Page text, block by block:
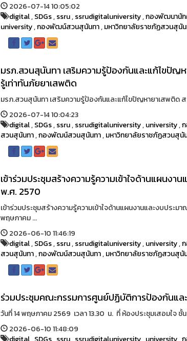
2026-07-14 10:05:02
digital,SDGs,ssru,ssrudigitaluniversity,กองพัฒนานัก
university,กองพัฒน์สวนสุนันทา,มหาวิทยาลัยราชภัฏสวนสุนั
มรภ.สวนสุนันทา เสริมความรู้ป้องกันและแก้ไขปัญ
รู้เท่าทันภัยยาเสพติด
มรภ.สวนสุนันทา เสริมความรู้ป้องกันและแก้ไขปัญหายาเสพติด
2026-07-14 10:04:23
digital,SDGs,ssru,ssrudigitaluniversity,university,
สวนสุนันทา,กองพัฒน์สวนสุนันทา,มหาวิทยาลัยราชภัฏสวนสุนั
เข้าร่วมประชุมสร้างความรู้ความเข้าใจด้านแผนง
พ.ศ. 2570
เข้าร่วมประชุมสร้างความรู้ความเข้าใจด้านแผนงานและงบประ
พฤษภาคม ...
2026-06-10 11:46:19
digital,SDGs,ssru,ssrudigitaluniversity,university,
สวนสุนันทา,กองพัฒน์สวนสุนันทา,มหาวิทยาลัยราชภัฏสวนสุนั
ร่วมประชุมคณะกรรมการศูนย์ปฏิบัติการป้องกันแ
วันที่ 14 พฤษภาคม 2569 เวลา 13.30 น. ที่ ห้องประชุมเสอมใจ ชั้
2026-06-10 11:48:09